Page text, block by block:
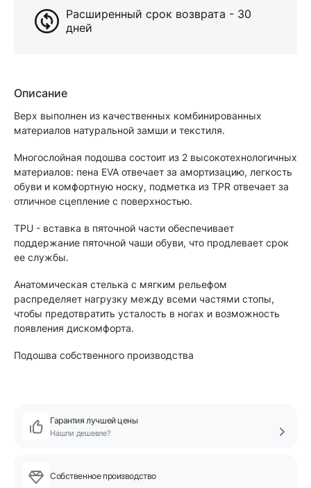
Расширенный срок возврата - 30
дней
Описание
Верх выполнен из качественных комбинированных
материалов натуральной замши и текстиля.
Многослойная подошва состоит из 2 высокотехнологичных
материалов: пена EVA отвечает за амортизацию, легкость
обуви и комфортную носку, подметка из TPR отвечает за
отличное сцепление с поверхностью.
TPU - вставка в пяточной части обеспечивает
поддержание пяточной чаши обуви, что продлевает срок
ее службы.
Анатомическая стелька с мягким рельефом
распределяет нагрузку между всеми частями стопы,
чтобы предотвратить усталость в ногах и возможность
появления дискомфорта.
Подошва собственного производства
Гарантия лучшей цены
Нашли дешевле?
Собственное производство